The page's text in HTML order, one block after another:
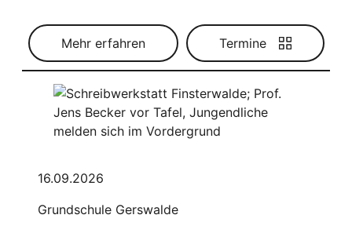
Mehr erfahren Termine
16.09.2026
Grundschule Gerswalde